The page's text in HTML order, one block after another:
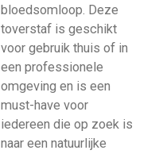
bloedsomloop. Deze
toverstaf is geschikt
voor gebruik thuis of in
een professionele
omgeving en is een
must-have voor
iedereen die op zoek is
naar een natuurlijke